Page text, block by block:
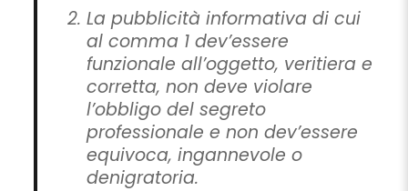
La pubblicità informativa di cui
al comma 1 dev’essere
funzionale all’oggetto, veritiera e
corretta, non deve violare
l’obbligo del segreto
professionale e non dev’essere
equivoca, ingannevole o
denigratoria.